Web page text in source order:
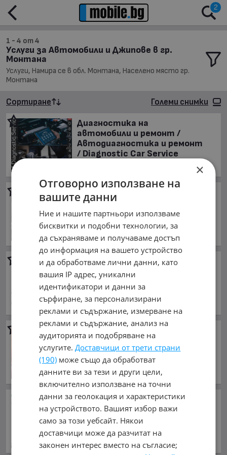
2
1 - 4 от 4
Услуги за Автомобили и Джипове в гр.
Монтана
Услуги, Намира се в обл. Монтана, Населено място гр.
Монтана
Сортиране Големи снимки
Диагностика на
автомобили и ремонт /
Автодиагностика и ремонт
/ Diagnostic Car Service
Полиране на фарове и
стопове / Възстановяване
на фарове и стопове
обл. Монтана, гр. Монтана
Ремонт на дюзи
обл. Монтана, гр. Монтана
Съдействие за продажба на
автомобил / Съдействие за
продажба на МПС
обл. Монтана, гр. Монтана
Литва: Русия може да
използва украински дронове
за провокация срещу НАТО
×
Отговорно използване на
вашите данни
Ние и нашите партньори използваме
бисквитки и подобни технологии, за
да съхраняваме и получаваме достъп
до информация на вашето устройство
и да обработваме лични данни, като
вашия IP адрес, уникални
идентификатори и данни за
сърфиране, за персонализирани
реклами и съдържание, измерване на
реклами и съдържание, анализ на
аудиторията и подобряване на
услугите.Доставчици от трети страни
(190) може също да обработват
данните ви за тези и други цели,
включително използване на точни
данни за геолокация и характеристики
на устройството. Вашият избор важи
само за този уебсайт. Някои
доставчици може да разчитат на
законен интерес вместо на съгласие;